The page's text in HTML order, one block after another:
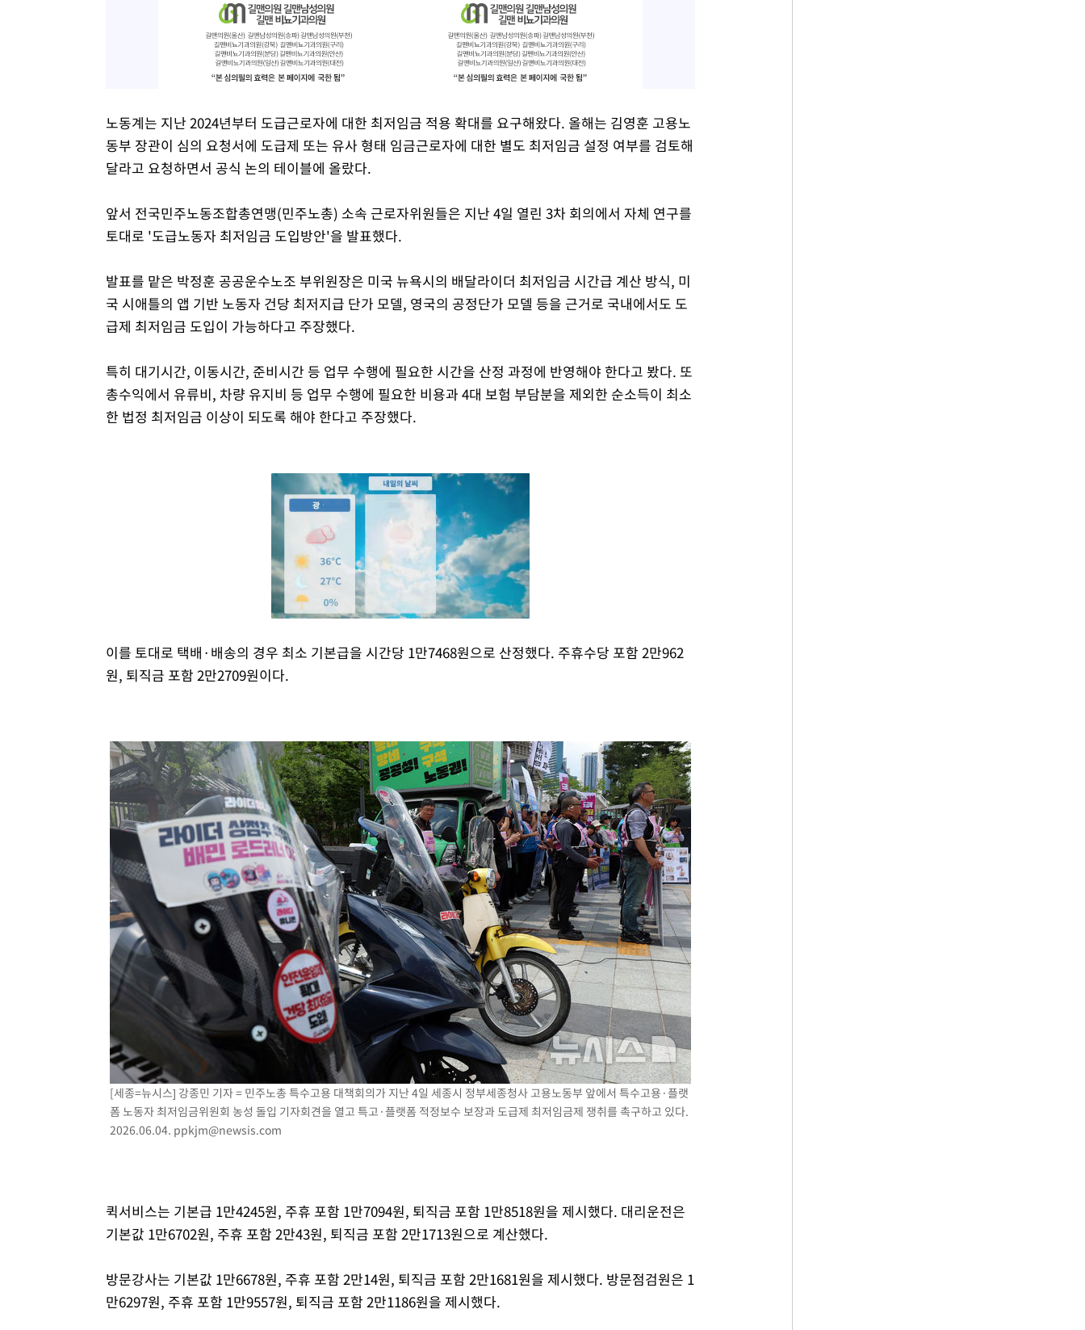
노동계는 지난 2024년부터 도급근로자에 대한 최저임금 적용 확대를 요구해왔다. 올해는 김영훈 고용노
동부 장관이 심의 요청서에 도급제 또는 유사 형태 임금근로자에 대한 별도 최저임금 설정 여부를 검토해
달라고 요청하면서 공식 논의 테이블에 올랐다.
앞서 전국민주노동조합총연맹(민주노총) 소속 근로자위원들은 지난 4일 열린 3차 회의에서 자체 연구를
토대로 '도급노동자 최저임금 도입방안'을 발표했다.
발표를 맡은 박정훈 공공운수노조 부위원장은 미국 뉴욕시의 배달라이더 최저임금 시간급 계산 방식, 미
국 시애틀의 앱 기반 노동자 건당 최저지급 단가 모델, 영국의 공정단가 모델 등을 근거로 국내에서도 도
급제 최저임금 도입이 가능하다고 주장했다.
특히 대기시간, 이동시간, 준비시간 등 업무 수행에 필요한 시간을 산정 과정에 반영해야 한다고 봤다. 또
총수익에서 유류비, 차량 유지비 등 업무 수행에 필요한 비용과 4대 보험 부담분을 제외한 순소득이 최소
한 법정 최저임금 이상이 되도록 해야 한다고 주장했다.
이를 토대로 택배·배송의 경우 최소 기본급을 시간당 1만7468원으로 산정했다. 주휴수당 포함 2만962
원, 퇴직금 포함 2만2709원이다.
[세종=뉴시스] 강종민 기자 = 민주노총 특수고용 대책회의가 지난 4일 세종시 정부세종청사 고용노동부 앞에서 특수고용·플랫
폼 노동자 최저임금위원회 농성 돌입 기자회견을 열고 특고·플랫폼 적정보수 보장과 도급제 최저임금제 쟁취를 촉구하고 있다.
2026.06.04. ppkjm@newsis.com
퀵서비스는 기본급 1만4245원, 주휴 포함 1만7094원, 퇴직금 포함 1만8518원을 제시했다. 대리운전은
기본값 1만6702원, 주휴 포함 2만43원, 퇴직금 포함 2만1713원으로 계산했다.
방문강사는 기본값 1만6678원, 주휴 포함 2만14원, 퇴직금 포함 2만1681원을 제시했다. 방문점검원은 1
만6297원, 주휴 포함 1만9557원, 퇴직금 포함 2만1186원을 제시했다.